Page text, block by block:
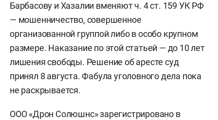
Барбасову и Хазалии вменяют ч. 4 ст. 159 УК РФ
— мошенничество, совершенное
организованной группой либо в особо крупном
размере. Наказание по этой статьей — до 10 лет
лишения свободы. Решение об аресте суд
принял 8 августа. Фабула уголовного дела пока
не раскрывается.
ООО «Дрон Солюшнс» зарегистрировано в